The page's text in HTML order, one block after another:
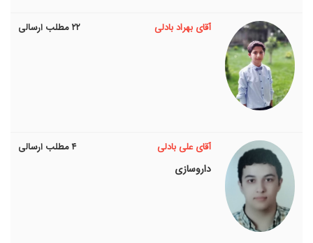
آقای بهراد بادلی ۲۲ مطلب ارسالی
آقای علی بادلی ۴ مطلب ارسالی
داروسازی